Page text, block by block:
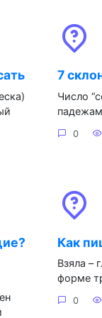
7
Число
0
Как
Взяла –
форме
0